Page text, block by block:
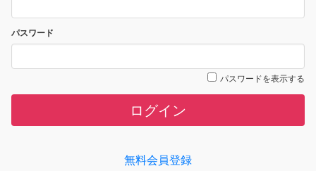
パスワード
パスワードを表示する
ログイン
無料会員登録